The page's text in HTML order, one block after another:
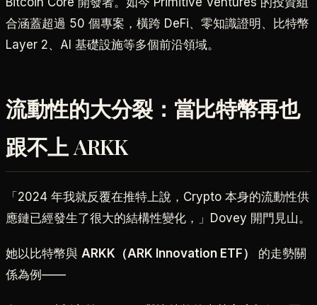
合涵蓋超過 50 個專案，橫跨 DeFi、零知識證明、比特幣
Layer 2、AI 基礎設施等多個前沿領域。
流動性的大分裂：當比特幣再也
跟不上 ARKK
「2024 年我就反覆在推特上說，Crypto 本身的流動性供
應鏈已經發生了很大的結構性變化，」Dovey 開門見山。
她以比特幣與 ARKK（ARK Innovation ETF）
的走勢關
係為例——